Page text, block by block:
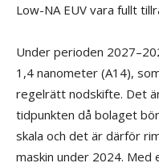
Low-NA EUV vara fullt
Under perioden
1,4 nanometer (A14),
regelrätt nodskifte. Det
tidpunkten då bolaget
skala och det är därför
maskin under 2024.